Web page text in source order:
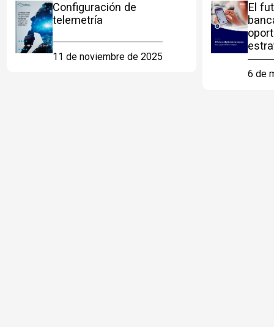
Configuración de
telemetría
11 de noviembre de 2025
El
6 de